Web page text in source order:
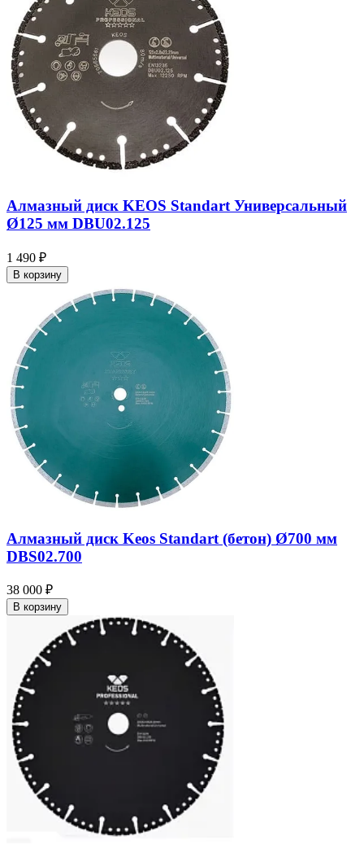
Алмазный диск KEOS Standart Универсальный
Ø125 мм DBU02.125
1 490 ₽
В корзину
Алмазный диск Keos Standart (бетон) Ø700 мм
DBS02.700
38 000 ₽
В корзину